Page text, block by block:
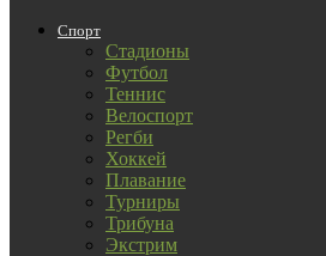
Спорт
Стадионы
Футбол
Теннис
Велоспорт
Регби
Хоккей
Плавание
Турниры
Трибуна
Экстрим